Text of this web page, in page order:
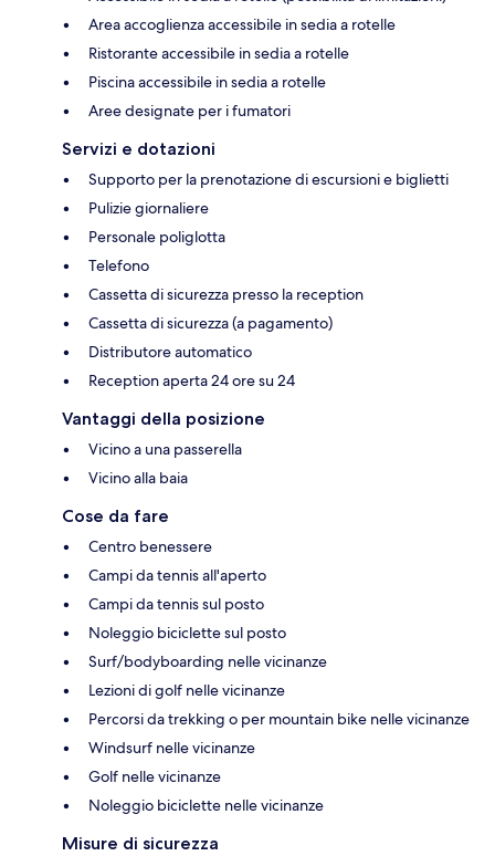
Area accoglienza accessibile in sedia a rotelle
Ristorante accessibile in sedia a rotelle
Piscina accessibile in sedia a rotelle
Aree designate per i fumatori
Servizi e dotazioni
Supporto per la prenotazione di escursioni e biglietti
Pulizie giornaliere
Personale poliglotta
Telefono
Cassetta di sicurezza presso la reception
Cassetta di sicurezza (a pagamento)
Distributore automatico
Reception aperta 24 ore su 24
Vantaggi della posizione
Vicino a una passerella
Vicino alla baia
Cose da fare
Centro benessere
Campi da tennis all'aperto
Campi da tennis sul posto
Noleggio biciclette sul posto
Surf/bodyboarding nelle vicinanze
Lezioni di golf nelle vicinanze
Percorsi da trekking o per mountain bike nelle vicinanze
Windsurf nelle vicinanze
Golf nelle vicinanze
Noleggio biciclette nelle vicinanze
Misure di sicurezza